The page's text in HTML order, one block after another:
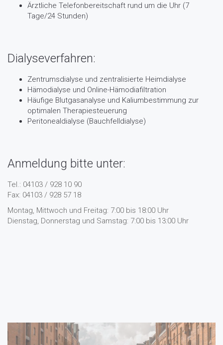
Ärztliche Telefonbereitschaft rund um die Uhr (7
Tage/24 Stunden)
Dialyseverfahren:
Zentrumsdialyse und zentralisierte Heimdialyse
Hämodialyse und Online-Hämodiafiltration
Häufige Blutgasanalyse und Kaliumbestimmung zur
optimalen Therapiesteuerung
Peritonealdialyse (Bauchfelldialyse)
Anmeldung bitte unter:
Tel.: 04103 / 928 10 90
Fax: 04103 / 928 57 18
Montag, Mittwoch und Freitag: 7:00 bis 18:00 Uhr
Dienstag, Donnerstag und Samstag: 7:00 bis 13:00 Uhr
Previous